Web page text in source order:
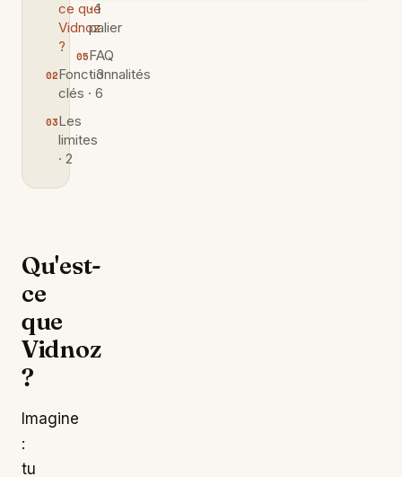
ce que
Vidnoz
?
Fonctionnalités
clés · 6
Les
limites
· 2
· 1
palier
FAQ
· 3
Qu'est-
ce
que
Vidnoz
?
Imagine
:
tu